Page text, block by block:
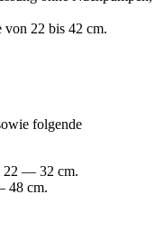
von 22 bis 42 cm.
folgende
22 — 32 cm.
48 cm.